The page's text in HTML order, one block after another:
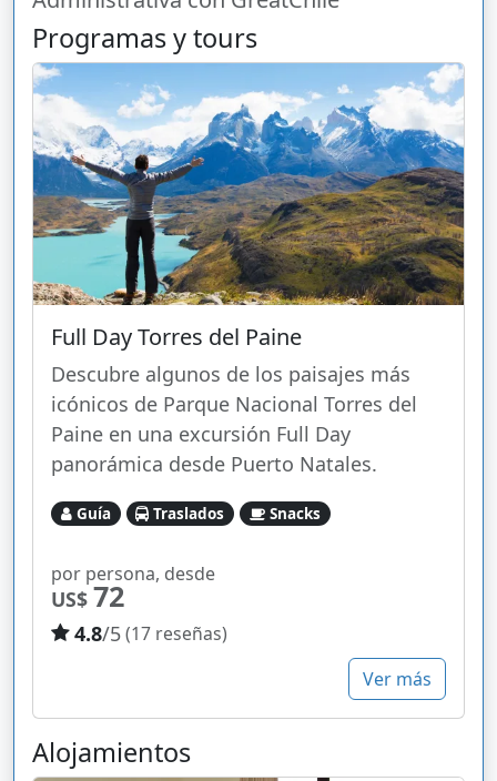
Programas y tours
Full Day Torres del Paine
Descubre algunos de los paisajes más
icónicos de Parque Nacional Torres del
Paine en una excursión Full Day
panorámica desde Puerto Natales.
Guía Traslados Snacks
por persona, desde
US$ 72
4.8/5(17 reseñas)
Ver más
Alojamientos